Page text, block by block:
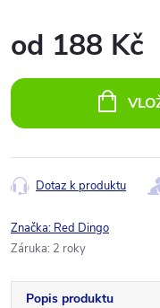
od 188 Kč
cena:
Dotaz k produktu
Značka: Red Dingo
Záruka: 2 roky
Popis produktu